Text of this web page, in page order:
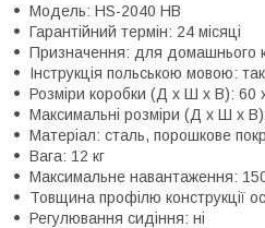
Модель: HS-2040 HB
Гарантійний термін: 24 місяці
Призначення: для домашнього
Інструкція польською мовою: так
Розміри коробки (Д х Ш х В): 60
Максимальні розміри (Д х Ш х
Матеріал: сталь, порошкове
Вага: 12 кг
Максимальне навантаження:
Товщина профілю конструкції
Регулювання сидіння: ні